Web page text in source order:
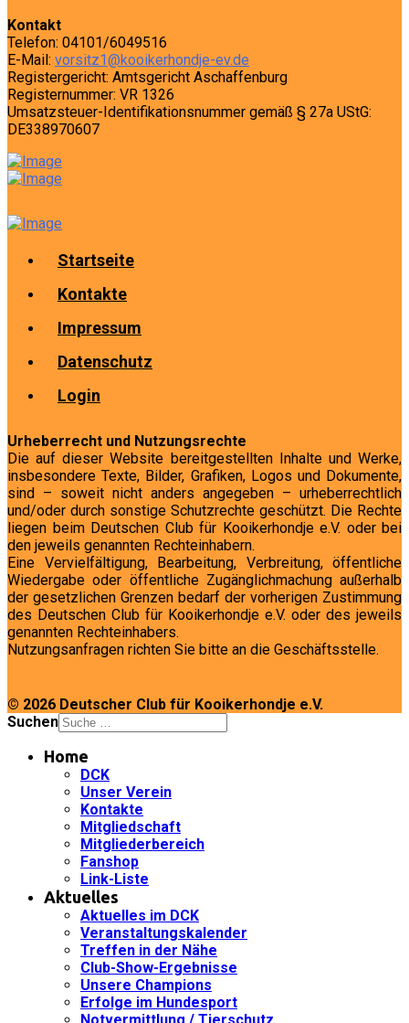
Kontakt
Telefon: 04101/6049516
E-Mail: vorsitz1@kooikerhondje-ev.de
Registergericht: Amtsgericht Aschaffenburg
Registernummer: VR 1326
Umsatzsteuer-Identifikationsnummer gemäß § 27a UStG:
DE338970607
Startseite
Kontakte
Impressum
Datenschutz
Login
Urheberrecht und Nutzungsrechte
Die auf dieser Website bereitgestellten Inhalte und Werke,
insbesondere Texte, Bilder, Grafiken, Logos und Dokumente,
sind – soweit nicht anders angegeben – urheberrechtlich
und/oder durch sonstige Schutzrechte geschützt. Die Rechte
liegen beim Deutschen Club für Kooikerhondje e.V. oder bei
den jeweils genannten Rechteinhabern.
Eine Vervielfältigung, Bearbeitung, Verbreitung, öffentliche
Wiedergabe oder öffentliche Zugänglichmachung außerhalb
der gesetzlichen Grenzen bedarf der vorherigen Zustimmung
des Deutschen Club für Kooikerhondje e.V. oder des jeweils
genannten Rechteinhabers.
Nutzungsanfragen richten Sie bitte an die Geschäftsstelle.
© 2026 Deutscher Club für Kooikerhondje e.V.
Suchen
Home
DCK
Unser Verein
Kontakte
Mitgliedschaft
Mitgliederbereich
Fanshop
Link-Liste
Aktuelles
Aktuelles im DCK
Veranstaltungskalender
Treffen in der Nähe
Club-Show-Ergebnisse
Unsere Champions
Erfolge im Hundesport